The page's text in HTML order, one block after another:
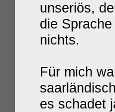
unseriös,
die
nichts.
Für mich
es schadet